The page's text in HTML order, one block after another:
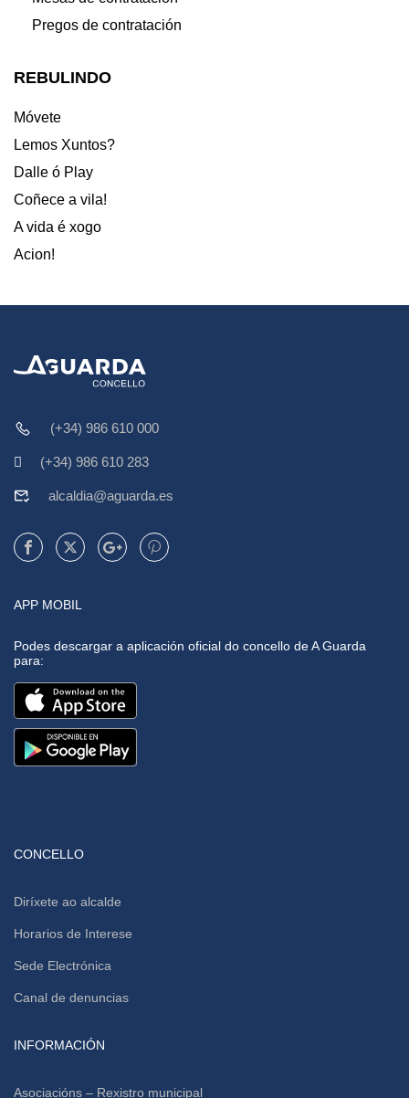
Pregos de contratación
REBULINDO
Móvete
Lemos Xuntos?
Dalle ó Play
Coñece a vila!
A vida é xogo
Acion!
(+34) 986 610 000
(+34) 986 610 283
alcaldia@aguarda.es
APP MOBIL
Podes descargar a aplicación oficial do concello de A Guarda
para:
CONCELLO
Diríxete ao alcalde
Horarios de Interese
Sede Electrónica
Canal de denuncias
INFORMACIÓN
Asociacións – Rexistro municipal